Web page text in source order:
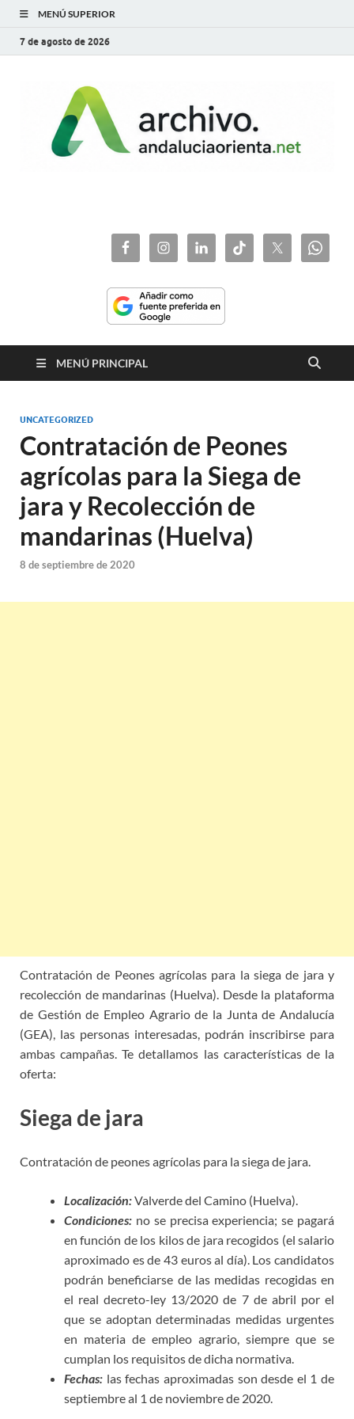
MENÚ SUPERIOR
7 de agosto de 2026
MENÚ PRINCIPAL
UNCATEGORIZED
Contratación de Peones
agrícolas para la Siega de
jara y Recolección de
mandarinas (Huelva)
8 de septiembre de 2020
Contratación de Peones agrícolas para la siega de jara y
recolección de mandarinas (Huelva). Desde la plataforma
de Gestión de Empleo Agrario de la Junta de Andalucía
(GEA), las personas interesadas, podrán inscribirse para
ambas campañas. Te detallamos las características de la
oferta:
Siega de jara
Contratación de peones agrícolas para la siega de jara.
Localización:Valverde del Camino (Huelva).
Condiciones: no se precisa experiencia; se pagará
en función de los kilos de jara recogidos (el salario
aproximado es de 43 euros al día). Los candidatos
podrán beneficiarse de las medidas recogidas en
el real decreto-ley 13/2020 de 7 de abril por el
que se adoptan determinadas medidas urgentes
en materia de empleo agrario, siempre que se
cumplan los requisitos de dicha normativa.
Fechas: las fechas aproximadas son desde el 1 de
septiembre al 1 de noviembre de 2020.